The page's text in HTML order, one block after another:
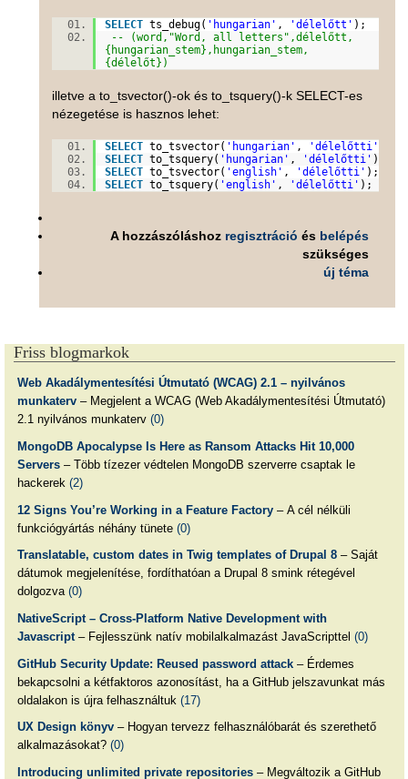
SELECT ts_debug( 'hungarian' , 'délelőtt' );
-- (word,"Word, all letters",délelőtt,
{hungarian_stem},hungarian_stem,
{délelőt})
illetve a to_tsvector()-ok és to_tsquery()-k SELECT-es
nézegetése is hasznos lehet:
SELECT to_tsvector( 'hungarian' , 'délelőtti'
SELECT to_tsquery( 'hungarian' , 'délelőtti' );
SELECT to_tsvector( 'english' , 'délelőtti' );
SELECT to_tsquery( 'english' , 'délelőtti' );
A hozzászóláshoz regisztráció és belépés
szükséges
új téma
Friss blogmarkok
Web Akadálymentesítési Útmutató (WCAG) 2.1 – nyilvános
munkaterv– Megjelent a WCAG (Web Akadálymentesítési Útmutató)
2.1 nyilvános munkaterv (0)
MongoDB Apocalypse Is Here as Ransom Attacks Hit 10,000
Servers– Több tízezer védtelen MongoDB szerverre csaptak le
hackerek (2)
12 Signs You’re Working in a Feature Factory– A cél nélküli
funkciógyártás néhány tünete (0)
Translatable, custom dates in Twig templates of Drupal 8– Saját
dátumok megjelenítése, fordíthatóan a Drupal 8 smink rétegével
dolgozva (0)
NativeScript – Cross-Platform Native Development with
Javascript– Fejlesszünk natív mobilalkalmazást JavaScripttel (0)
GitHub Security Update: Reused password attack– Érdemes
bekapcsolni a kétfaktoros azonosítást, ha a GitHub jelszavunkat más
oldalakon is újra felhasználtuk (17)
UX Design könyv– Hogyan tervezz felhasználóbarát és szerethető
alkalmazásokat? (0)
Introducing unlimited private repositories– Megváltozik a GitHub